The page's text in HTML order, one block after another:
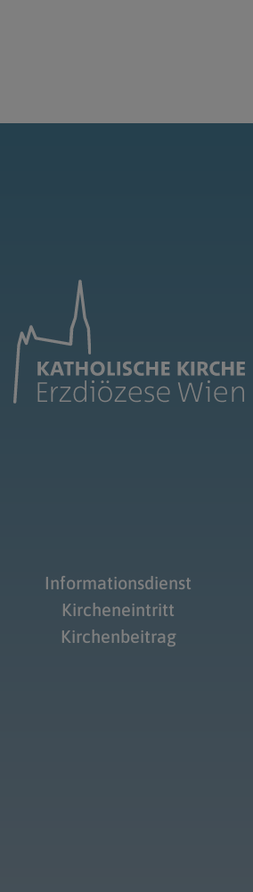
Informationsdienst
Kircheneintritt
Kirchenbeitrag